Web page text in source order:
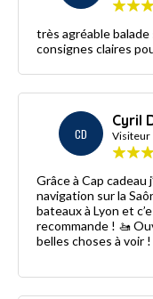
très agréable
consignes claires
CD
Cyril
Visiteur
Grâce à Cap cadeau
navigation sur la
bateaux à Lyon et
recommande ! 🚤 Ouvrez les quand même car il y a plein de